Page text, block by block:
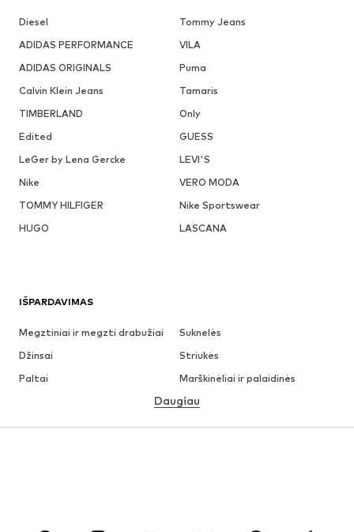
Diesel
Tommy Jeans
ADIDAS PERFORMANCE
VILA
ADIDAS ORIGINALS
Puma
Calvin Klein Jeans
Tamaris
TIMBERLAND
Only
Edited
GUESS
LeGer by Lena Gercke
LEVI'S
Nike
VERO MODA
TOMMY HILFIGER
Nike Sportswear
HUGO
LASCANA
IŠPARDAVIMAS
Megztiniai ir megzti drabužiai
Suknelės
Džinsai
Striukės
Paltai
Marškinėliai ir palaidinės
Apatiniai
Sijonai
Palaidinės ir tunikos
Daugiau